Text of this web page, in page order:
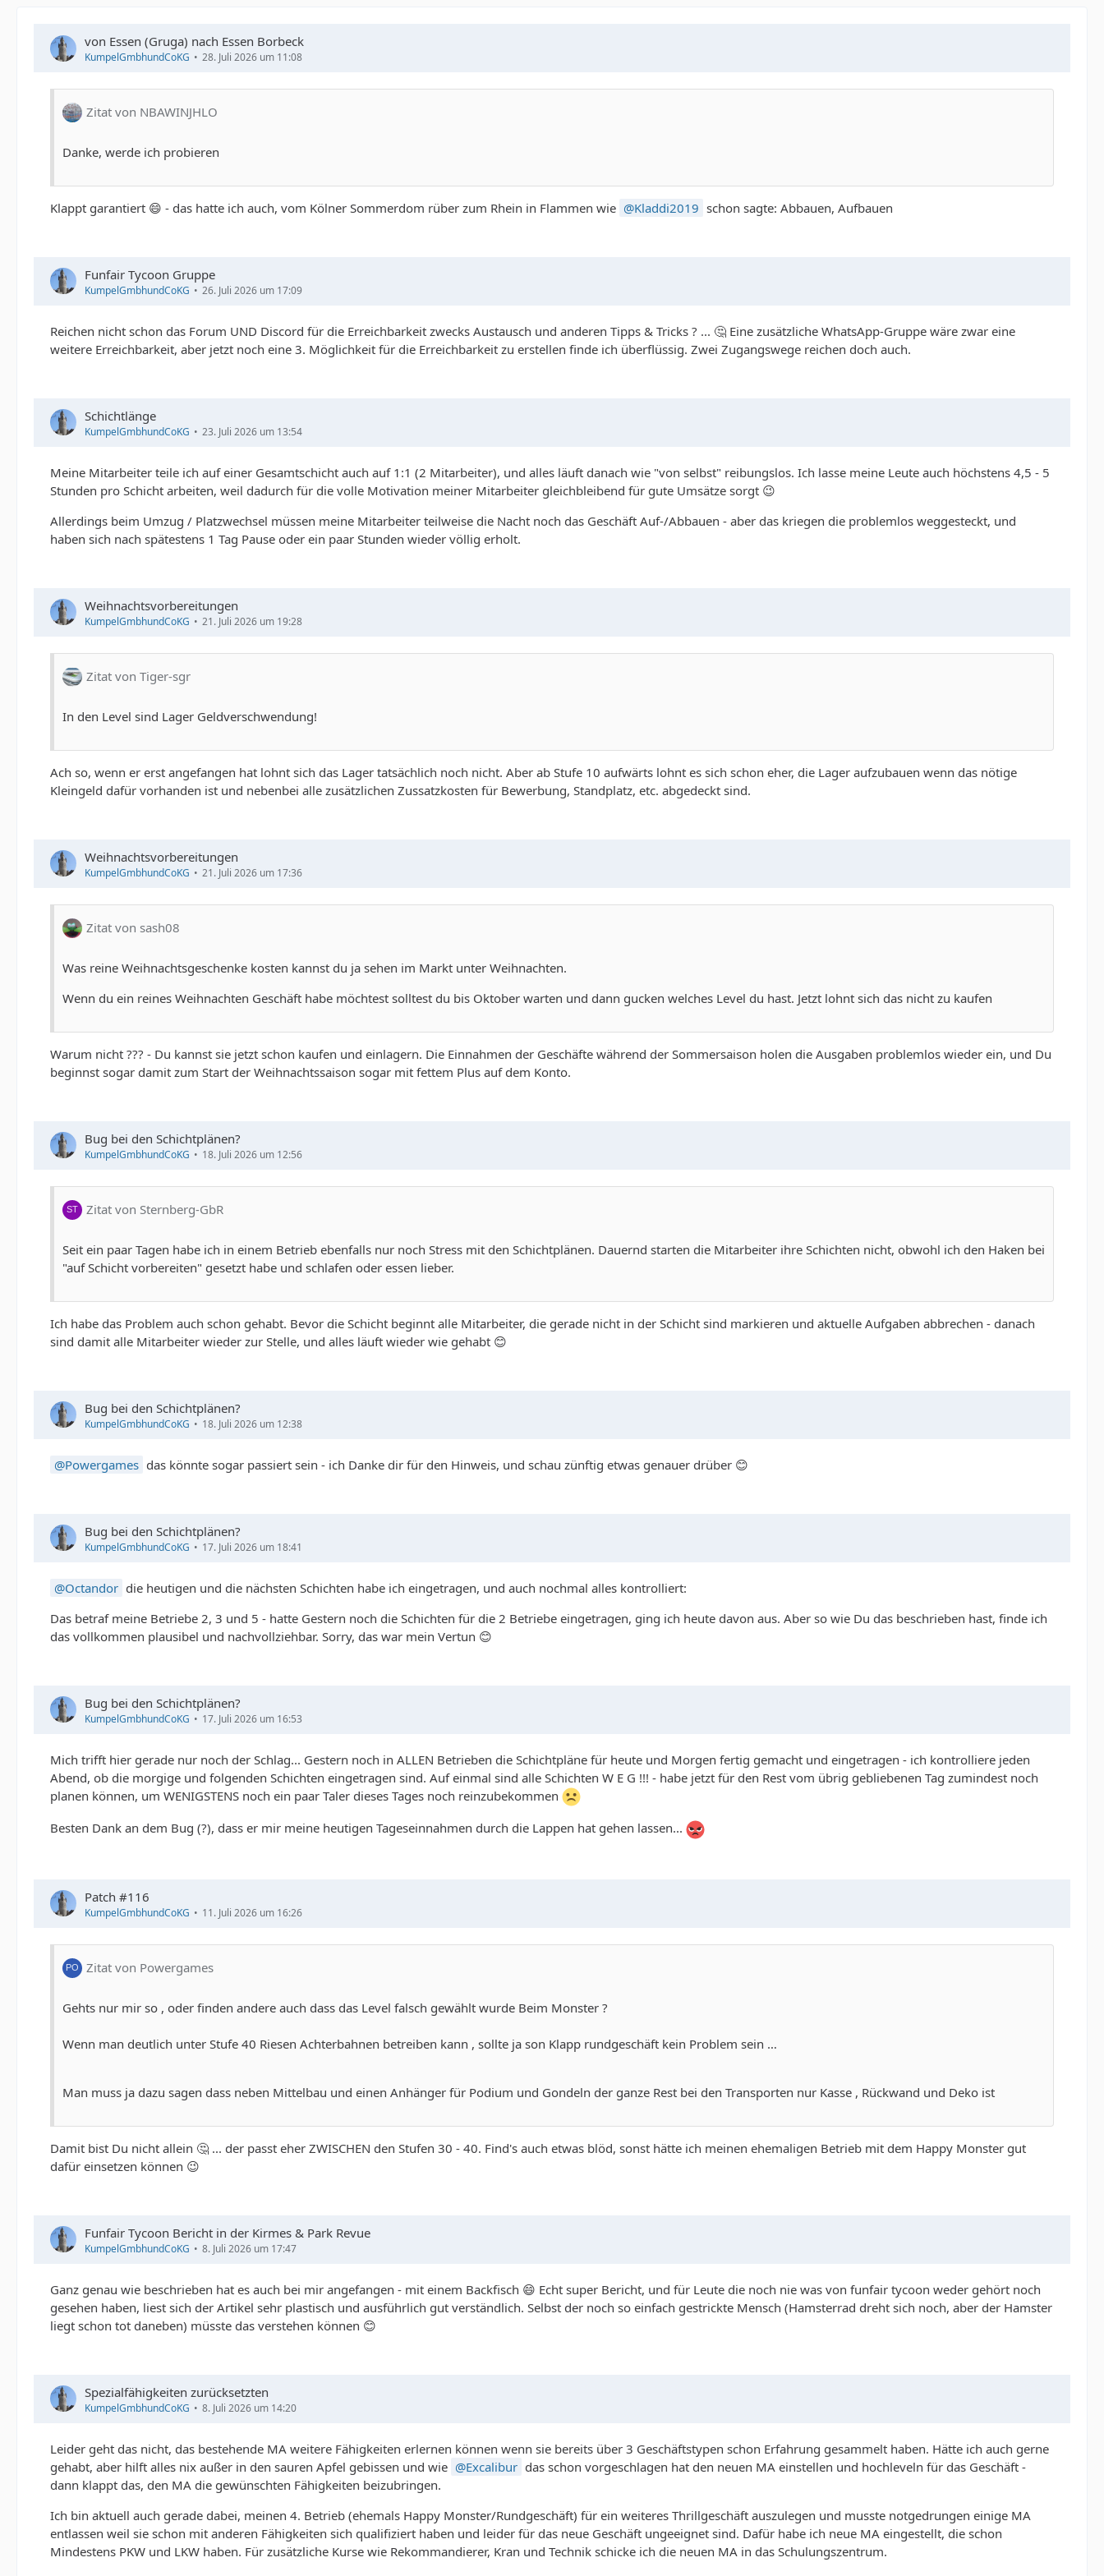
von Essen (Gruga) nach Essen Borbeck
KumpelGmbhundCoKG 28. Juli 2026 um 11:08
Zitat von NBAWINJHLO
Danke, werde ich probieren
Klappt garantiert 😄 - das hatte ich auch, vom Kölner Sommerdom rüber zum Rhein in Flammen wie Kladdi2019 schon sagte: Abbauen, Aufbauen
Funfair Tycoon Gruppe
KumpelGmbhundCoKG 26. Juli 2026 um 17:09
Reichen nicht schon das Forum UND Discord für die Erreichbarkeit zwecks Austausch und anderen Tipps & Tricks ? ... 🤔 Eine zusätzliche WhatsApp-Gruppe wäre zwar eine
weitere Erreichbarkeit, aber jetzt noch eine 3. Möglichkeit für die Erreichbarkeit zu erstellen finde ich überflüssig. Zwei Zugangswege reichen doch auch.
Schichtlänge
KumpelGmbhundCoKG 23. Juli 2026 um 13:54
Meine Mitarbeiter teile ich auf einer Gesamtschicht auch auf 1:1 (2 Mitarbeiter), und alles läuft danach wie "von selbst" reibungslos. Ich lasse meine Leute auch höchstens 4,5 - 5
Stunden pro Schicht arbeiten, weil dadurch für die volle Motivation meiner Mitarbeiter gleichbleibend für gute Umsätze sorgt 😉
Allerdings beim Umzug / Platzwechsel müssen meine Mitarbeiter teilweise die Nacht noch das Geschäft Auf-/Abbauen - aber das kriegen die problemlos weggesteckt, und
haben sich nach spätestens 1 Tag Pause oder ein paar Stunden wieder völlig erholt.
Weihnachtsvorbereitungen
KumpelGmbhundCoKG 21. Juli 2026 um 19:28
Zitat von Tiger-sgr
In den Level sind Lager Geldverschwendung!
Ach so, wenn er erst angefangen hat lohnt sich das Lager tatsächlich noch nicht. Aber ab Stufe 10 aufwärts lohnt es sich schon eher, die Lager aufzubauen wenn das nötige
Kleingeld dafür vorhanden ist und nebenbei alle zusätzlichen Zussatzkosten für Bewerbung, Standplatz, etc. abgedeckt sind.
Weihnachtsvorbereitungen
KumpelGmbhundCoKG 21. Juli 2026 um 17:36
Zitat von sash08
Was reine Weihnachtsgeschenke kosten kannst du ja sehen im Markt unter Weihnachten.
Wenn du ein reines Weihnachten Geschäft habe möchtest solltest du bis Oktober warten und dann gucken welches Level du hast. Jetzt lohnt sich das nicht zu kaufen
Warum nicht ??? - Du kannst sie jetzt schon kaufen und einlagern. Die Einnahmen der Geschäfte während der Sommersaison holen die Ausgaben problemlos wieder ein, und Du
beginnst sogar damit zum Start der Weihnachtssaison sogar mit fettem Plus auf dem Konto.
Bug bei den Schichtplänen?
KumpelGmbhundCoKG 18. Juli 2026 um 12:56
Zitat von Sternberg-GbR
Seit ein paar Tagen habe ich in einem Betrieb ebenfalls nur noch Stress mit den Schichtplänen. Dauernd starten die Mitarbeiter ihre Schichten nicht, obwohl ich den Haken bei
"auf Schicht vorbereiten" gesetzt habe und schlafen oder essen lieber.
Ich habe das Problem auch schon gehabt. Bevor die Schicht beginnt alle Mitarbeiter, die gerade nicht in der Schicht sind markieren und aktuelle Aufgaben abbrechen - danach
sind damit alle Mitarbeiter wieder zur Stelle, und alles läuft wieder wie gehabt 😊
Bug bei den Schichtplänen?
KumpelGmbhundCoKG 18. Juli 2026 um 12:38
Powergames das könnte sogar passiert sein - ich Danke dir für den Hinweis, und schau zünftig etwas genauer drüber 😊
Bug bei den Schichtplänen?
KumpelGmbhundCoKG 17. Juli 2026 um 18:41
Octandor die heutigen und die nächsten Schichten habe ich eingetragen, und auch nochmal alles kontrolliert:
Das betraf meine Betriebe 2, 3 und 5 - hatte Gestern noch die Schichten für die 2 Betriebe eingetragen, ging ich heute davon aus. Aber so wie Du das beschrieben hast, finde ich
das vollkommen plausibel und nachvollziehbar. Sorry, das war mein Vertun 😊
Bug bei den Schichtplänen?
KumpelGmbhundCoKG 17. Juli 2026 um 16:53
Mich trifft hier gerade nur noch der Schlag... Gestern noch in ALLEN Betrieben die Schichtpläne für heute und Morgen fertig gemacht und eingetragen - ich kontrolliere jeden
Abend, ob die morgige und folgenden Schichten eingetragen sind. Auf einmal sind alle Schichten W E G !!! - habe jetzt für den Rest vom übrig gebliebenen Tag zumindest noch
planen können, um WENIGSTENS noch ein paar Taler dieses Tages noch reinzubekommen
Besten Dank an dem Bug (?), dass er mir meine heutigen Tageseinnahmen durch die Lappen hat gehen lassen...
Patch #116
KumpelGmbhundCoKG 11. Juli 2026 um 16:26
Zitat von Powergames
Gehts nur mir so , oder finden andere auch dass das Level falsch gewählt wurde Beim Monster ?
Wenn man deutlich unter Stufe 40 Riesen Achterbahnen betreiben kann , sollte ja son Klapp rundgeschäft kein Problem sein …
Man muss ja dazu sagen dass neben Mittelbau und einen Anhänger für Podium und Gondeln der ganze Rest bei den Transporten nur Kasse , Rückwand und Deko ist
Damit bist Du nicht allein 🤔 ... der passt eher ZWISCHEN den Stufen 30 - 40. Find's auch etwas blöd, sonst hätte ich meinen ehemaligen Betrieb mit dem Happy Monster gut
dafür einsetzen können 😉
Funfair Tycoon Bericht in der Kirmes & Park Revue
KumpelGmbhundCoKG 8. Juli 2026 um 17:47
Ganz genau wie beschrieben hat es auch bei mir angefangen - mit einem Backfisch 😄 Echt super Bericht, und für Leute die noch nie was von funfair tycoon weder gehört noch
gesehen haben, liest sich der Artikel sehr plastisch und ausführlich gut verständlich. Selbst der noch so einfach gestrickte Mensch (Hamsterrad dreht sich noch, aber der Hamster
liegt schon tot daneben) müsste das verstehen können 😊
Spezialfähigkeiten zurücksetzten
KumpelGmbhundCoKG 8. Juli 2026 um 14:20
Leider geht das nicht, das bestehende MA weitere Fähigkeiten erlernen können wenn sie bereits über 3 Geschäftstypen schon Erfahrung gesammelt haben. Hätte ich auch gerne
gehabt, aber hilft alles nix außer in den sauren Apfel gebissen und wie
Excalibur das schon vorgeschlagen hat den neuen MA einstellen und hochleveln für das Geschäft -
dann klappt das, den MA die gewünschten Fähigkeiten beizubringen.
Ich bin aktuell auch gerade dabei, meinen 4. Betrieb (ehemals Happy Monster/Rundgeschäft) für ein weiteres Thrillgeschäft auszulegen und musste notgedrungen einige MA
entlassen weil sie schon mit anderen Fähigkeiten sich qualifiziert haben und leider für das neue Geschäft ungeeignet sind. Dafür habe ich neue MA eingestellt, die schon
Mindestens PKW und LKW haben. Für zusätzliche Kurse wie Rekommandierer, Kran und Technik schicke ich die neuen MA in das Schulungszentrum.